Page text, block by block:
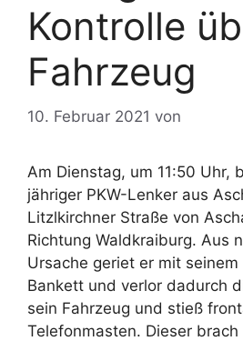
Kontrolle
Fahrzeug
10. Februar 2021 von
Am Dienstag, um 11:50 Uhr,
jähriger PKW-Lenker aus
Litzlkirchner Straße von
Richtung Waldkraiburg. Aus
Ursache geriet er mit
Bankett und verlor dadurch
sein Fahrzeug und stieß
Telefonmasten. Dieser